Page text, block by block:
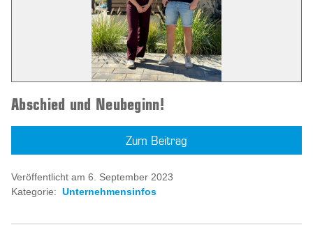
Abschied und Neubeginn!
Zum Beitrag
Veröffentlicht am 6. September 2023
Kategorie: Unternehmensinfos